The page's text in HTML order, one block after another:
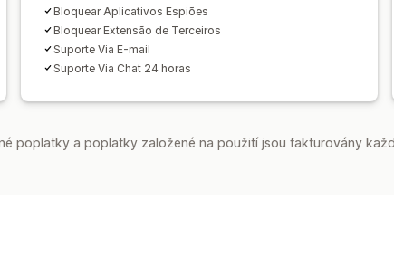
Bloquear Aplicativos Espiões
Bloquear Extensão de Terceiros
Suporte Via E-mail
Suporte Via Chat 24 horas
poplatky a poplatky založené na použití jsou fakturovány